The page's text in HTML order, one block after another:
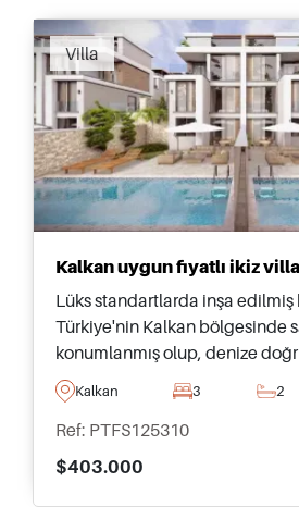
Villa
Kalkan uygun fiyatlı ikiz villa
Lüks standartlarda inşa edilmiş
Türkiye'nin Kalkan bölgesinde
konumlanmış olup, denize
manzaralar sunar – şehir
ihtiyaçlara sadece birkaç
Kalkan 3 2
Ref: PTFS125310
$403.000